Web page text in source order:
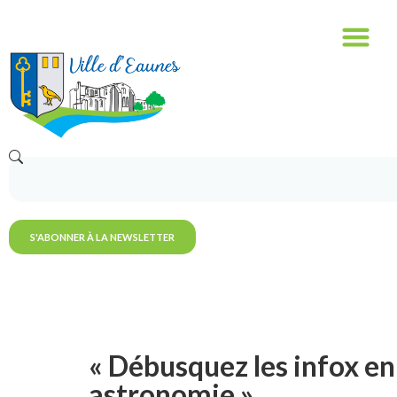
S'ABONNER À LA NEWSLETTER
« Débusquez les infox en